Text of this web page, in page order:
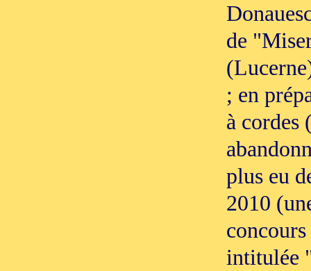
de
; en
à cordes
plus eu
2010
intitulée